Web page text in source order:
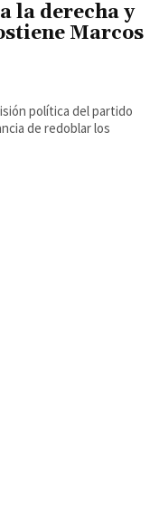
la derecha y
Marcos
política del partido
de redoblar los